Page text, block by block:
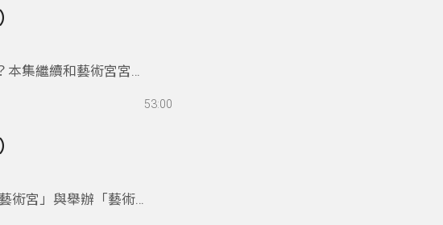
與感官經驗之間，慢慢
己的方式理解世界，是
集繼續和藝術宮宮主
能依賴昂貴設備或專業
問「這是不是藝術」，
不只是美感判斷，也可
53:00
術宮」與舉辦「藝術法